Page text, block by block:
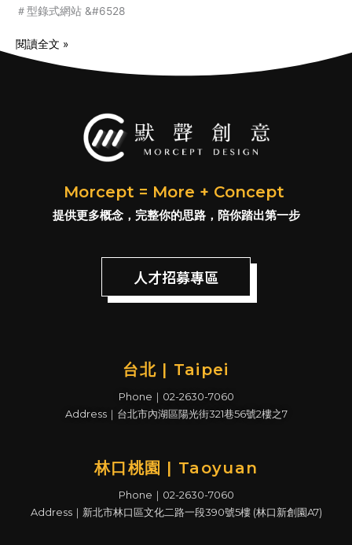
＃型錄式網站 &#6528
閱讀全文 »
Morcept = More + Concept
提供更多概念，完整你的思路，陪你踏出第一步
人才招募專區
台北 | Taipei
Phone｜02-2630-7060
Address｜台北市內湖區陽光街321巷56號2樓之7
林口桃園 | Taoyuan
Phone｜02-2630-7060
Address｜新北市林口區文化二路一段390號5樓 (林口新創園A7)